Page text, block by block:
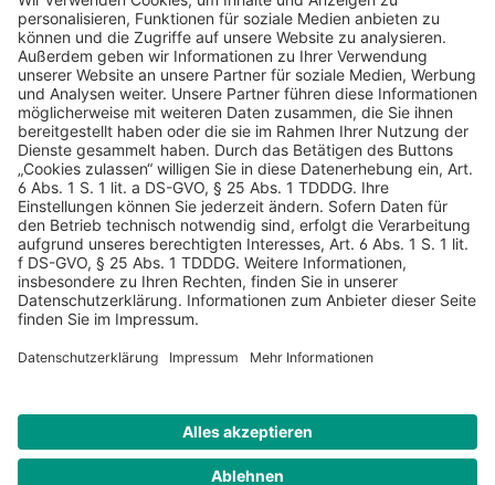
AGB Datenschutz
Impressum
Sicherheitshinweis
Compliance
Netto-Preise zzgl. gesetzlich gültiger MwSt., zzgl.